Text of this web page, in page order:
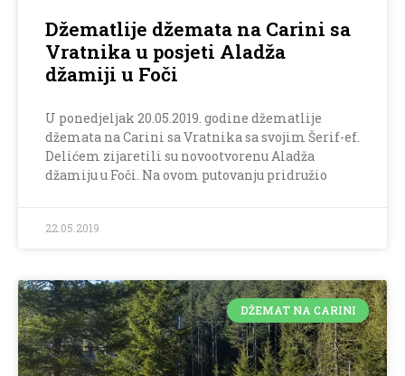
Džematlije džemata na Carini sa
Vratnika u posjeti Aladža
džamiji u Foči
U ponedjeljak 20.05.2019. godine džematlije
džemata na Carini sa Vratnika sa svojim Šerif-ef.
Delićem zijaretili su novootvorenu Aladža
džamiju u Foči. Na ovom putovanju pridružio
22.05.2019
DŽEMAT NA CARINI